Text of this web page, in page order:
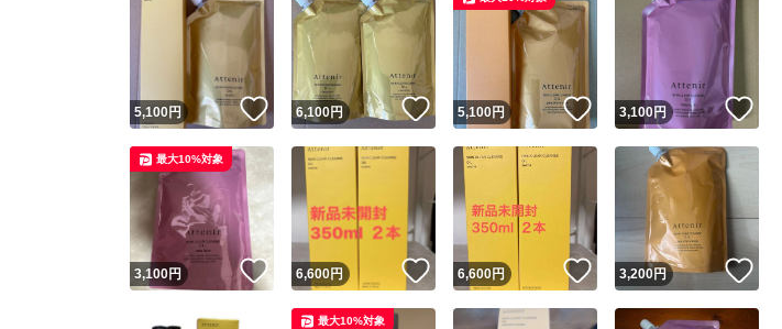
5,100円 いいね！
6,100円 いいね！
5,100円 いいね！
3,100円
3,100円 いいね！
最大10%対象
6,600円 いいね！
6,600円 いいね！
3,200円
最大10%対象